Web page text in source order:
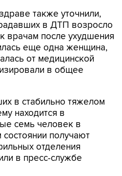
также уточнили,
в ДТП возросло
врачам после ухудшения
еще одна женщина,
от медицинской
в общее
в стабильно тяжелом
находится в
семь человек в
получают
отделения
в пресс-службе